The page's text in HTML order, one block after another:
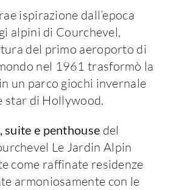
ispirazione dall’epoca
alpini di Courchevel,
del primo aeroporto di
nel 1961 trasformò la
un parco giochi invernale
star di Hollywood.
suite e penthouse del
Le Jardin Alpin
come raffinate residenze
armoniosamente con le